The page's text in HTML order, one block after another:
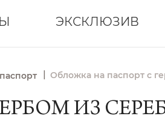
ЭКСКЛЮЗИВ
Обложка на паспорт с
ИЗ